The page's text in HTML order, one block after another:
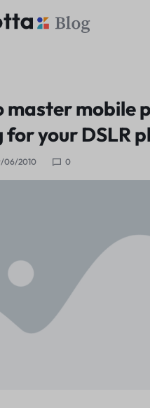
master mobile
your DSLR
06/2010 0